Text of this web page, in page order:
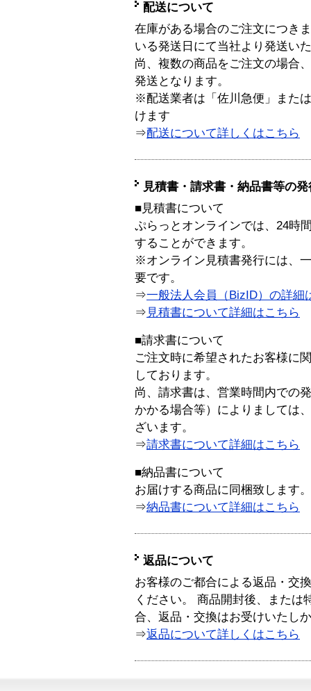
配送について
在庫がある場合のご注文につき
いる発送日にて当社より発送い
尚、複数の商品をご注文の場合
発送となります。
※配送業者は「佐川急便」また
けます
⇒配送について詳しくはこちら
見積書・請求書・納品書等の
■見積書について
ぷらっとオンラインでは、24時
することができます。
※オンライン見積書発行には、
要です。
⇒一般法人会員（BizID）の詳細
⇒ 見積書について詳細はこちら
■請求書について
ご注文時に希望されたお客様に
しております。
尚、請求書は、営業時間内での
かかる場合等）によりましては
ざいます。
⇒請求書について詳細はこちら
■納品書について
お届けする商品に同梱致します。
⇒納品書について詳細はこちら
返品について
お客様のご都合による返品・交
ください。 商品開封後、または
合、返品・交換はお受けいたし
⇒返品について詳しくはこちら